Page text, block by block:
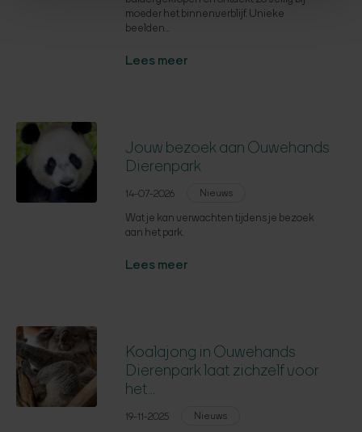
moeder het binnenverblijf. Unieke
beelden...
Lees meer
Jouw bezoek aan Ouwehands
Dierenpark
14-07-2026 Nieuws
Wat je kan verwachten tijdens je bezoek
aan het park.
Lees meer
Koalajong in Ouwehands
Dierenpark laat zichzelf voor
het...
19-11-2025 Nieuws